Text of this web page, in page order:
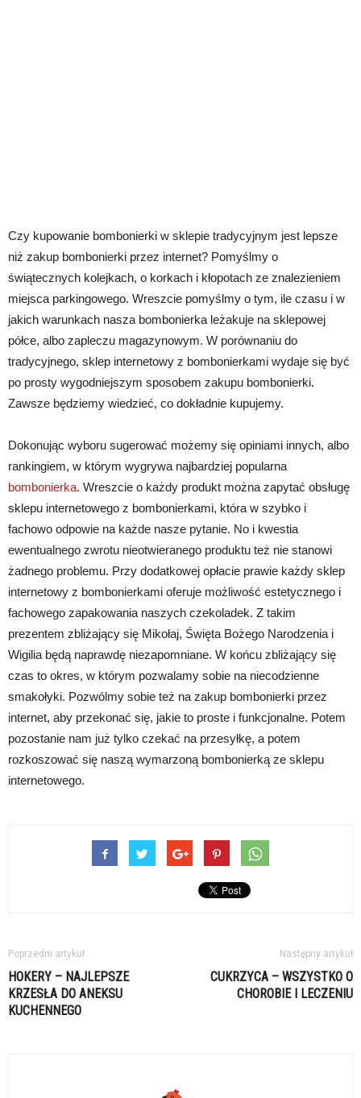
Czy kupowanie bombonierki w sklepie tradycyjnym jest lepsze
niż zakup bombonierki przez internet? Pomyślmy o
świątecznych kolejkach, o korkach i kłopotach ze znalezieniem
miejsca parkingowego. Wreszcie pomyślmy o tym, ile czasu i w
jakich warunkach nasza bombonierka leżakuje na sklepowej
półce, albo zapleczu magazynowym. W porównaniu do
tradycyjnego, sklep internetowy z bombonierkami wydaje się być
po prosty wygodniejszym sposobem zakupu bombonierki.
Zawsze będziemy wiedzieć, co dokładnie kupujemy.
Dokonując wyboru sugerować możemy się opiniami innych, albo
rankingiem, w którym wygrywa najbardziej popularna
bombonierka. Wreszcie o każdy produkt można zapytać obsługę
sklepu internetowego z bombonierkami, która w szybko i
fachowo odpowie na każde nasze pytanie. No i kwestia
ewentualnego zwrotu nieotwieranego produktu też nie stanowi
żadnego problemu. Przy dodatkowej opłacie prawie każdy sklep
internetowy z bombonierkami oferuje możliwość estetycznego i
fachowego zapakowania naszych czekoladek. Z takim
prezentem zbliżający się Mikołaj, Święta Bożego Narodzenia i
Wigilia będą naprawdę niezapomniane. W końcu zbliżający się
czas to okres, w którym pozwalamy sobie na niecodzienne
smakołyki. Pozwólmy sobie też na zakup bombonierki przez
internet, aby przekonać się, jakie to proste i funkcjonalne. Potem
pozostanie nam już tylko czekać na przesyłkę, a potem
rozkoszować się naszą wymarzoną bombonierką ze sklepu
internetowego.
Poprzedni artykuł
HOKERY – NAJLEPSZE
KRZESŁA DO ANEKSU
KUCHENNEGO
Następny artykuł
CUKRZYCA – WSZYSTKO O
CHOROBIE I LECZENIU